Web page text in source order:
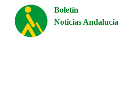
Boletín
Noticias Andalucía